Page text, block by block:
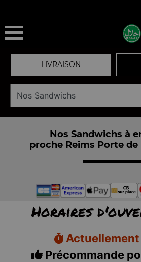
LIVRAISON
Nos Sandwichs à
proche Reims Porte de
Horaires
Actuellement
Précommande